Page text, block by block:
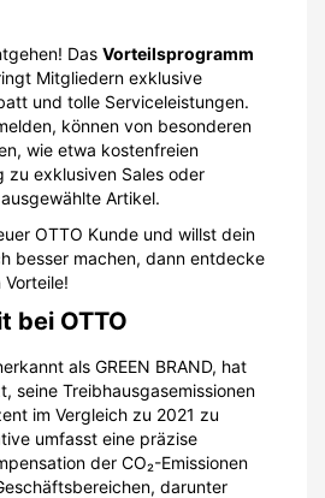
Das Vorteilsprogramm
Mitgliedern exklusive
und tolle Serviceleistungen.
können von besonderen
wie etwa kostenfreien
zu exklusiven Sales oder
Artikel.
OTTO Kunde und willst dein
besser machen, dann entdecke
bei OTTO
als GREEN BRAND, hat
seine Treibhausgasemissionen
im Vergleich zu 2021 zu
umfasst eine präzise
der CO₂-Emissionen
darunter